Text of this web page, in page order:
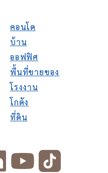
คอนโด
บ้าน
ออฟฟิศ
พื้นที่ขายของ
โรงงาน
โกดัง
ที่ดิน